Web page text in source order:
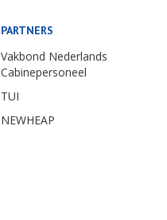
PARTNERS
Vakbond Nederlands
Cabinepersoneel
TUI
NEWHEAP